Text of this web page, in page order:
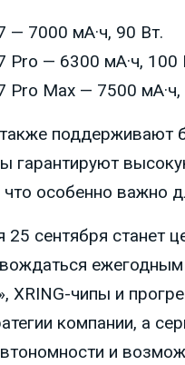
— 7000 мА·ч, 90 Вт.
Pro — 6300 мА·ч, 100
Pro Max — 7500 мА·ч,
поддерживают
гарантируют
что особенно важно
25 сентября станет
XRING-чипы и
компании, а
и